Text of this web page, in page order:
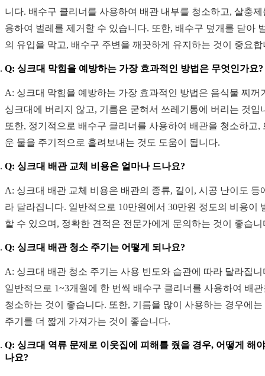
니다. 배수구 클리너를 사용하여 배관 내부를 청소하고, 살충제
용하여 벌레를 제거할 수 있습니다. 또한, 배수구 덮개를 닫아
의 유입을 막고, 배수구 주변을 깨끗하게 유지하는 것이 중요합
Q: 싱크대 막힘을 예방하는 가장 효과적인 방법은 무엇인가요?
A: 싱크대 막힘을 예방하는 가장 효과적인 방법은 음식물 찌꺼
싱크대에 버리지 않고, 기름은 굳혀서 쓰레기통에 버리는 것입
또한, 정기적으로 배수구 클리너를 사용하여 배관을 청소하고,
운 물을 주기적으로 흘려보내는 것도 도움이 됩니다.
Q: 싱크대 배관 교체 비용은 얼마나 드나요?
A: 싱크대 배관 교체 비용은 배관의 종류, 길이, 시공 난이도 등
라 달라집니다. 일반적으로 10만원에서 30만원 정도의 비용이
할 수 있으며, 정확한 견적은 전문가에게 문의하는 것이 좋습니
Q: 싱크대 배관 청소 주기는 어떻게 되나요?
A: 싱크대 배관 청소 주기는 사용 빈도와 습관에 따라 달라집니
일반적으로 1~3개월에 한 번씩 배수구 클리너를 사용하여 배
청소하는 것이 좋습니다. 또한, 기름을 많이 사용하는 경우에는
주기를 더 짧게 가져가는 것이 좋습니다.
Q: 싱크대 역류 문제로 이웃집에 피해를 줬을 경우, 어떻게 해
나요?